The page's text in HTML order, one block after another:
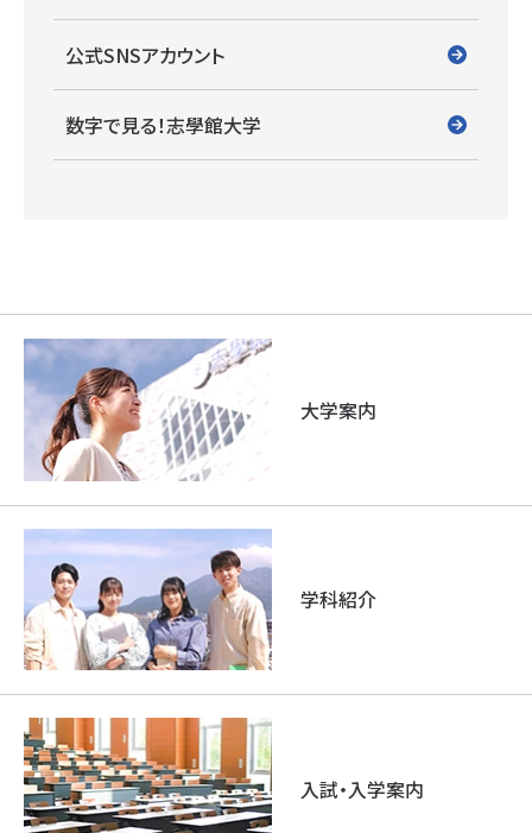
公式SNSアカウント
数字で見る！志學館大学
大学案内
学科紹介
入試・入学案内